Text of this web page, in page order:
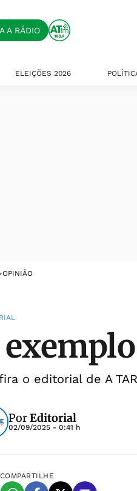
A RÁDIO
ELEIÇÕES 2026
OPINIÃO
o editorial de A
PorEditorial
02/09/2025 - 0:41 h
COMPARTILHE